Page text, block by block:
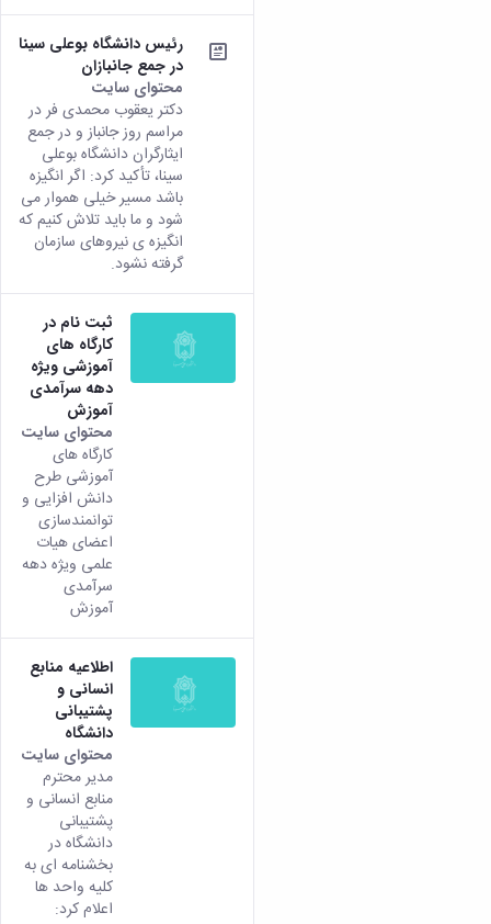
رئیس دانشگاه بوعلی سینا
در جمع جانبازان
محتوای سایت
دکتر یعقوب محمدی فر در
مراسم روز جانباز و در جمع
ایثارگران دانشگاه بوعلی
سینا، تأکید کرد: اگر انگیزه
باشد مسیر خیلی هموار می
شود و ما باید تلاش کنیم که
انگیزه ی نیروهای سازمان
گرفته نشود.
ثبت نام در
کارگاه های
آموزشی ویژه
دهه سرآمدی
آموزش
محتوای سایت
کارگاه های
آموزشی طرح
دانش افزایی و
توانمندسازی
اعضای هیات
علمی ویژه دهه
سرآمدی
آموزش
اطلاعیه منابع
انسانی و
پشتیبانی
دانشگاه
محتوای سایت
مدیر محترم
منابع انسانی و
پشتیبانی
دانشگاه در
بخشنامه ای به
کلیه واحد ها
اعلام کرد: